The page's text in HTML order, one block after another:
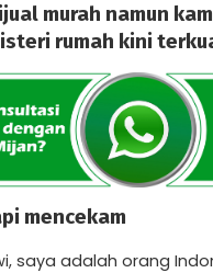
murah namun
rumah kini
mencekam
saya adalah orang